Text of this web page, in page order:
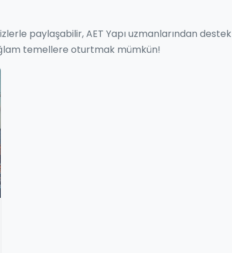
paylaşabilir, AET Yapı uzmanlarından destek
temellere oturtmak mümkün!